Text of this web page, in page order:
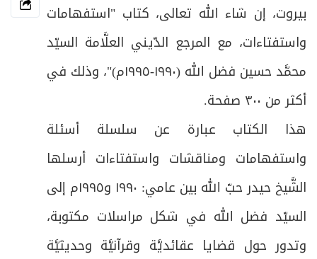
بيروت، إن شاء الله تعالى، كتاب "استفهامات
واستفتاءات، مع المرجع الدّيني العلَّامة السيّد
محمَّد حسين فضل الله (١٩٩٠-١٩٩٥م)"، وذلك في
أكثر من ٣٠٠ صفحة.
هذا الكتاب عبارة عن سلسلة أسئلة
واستفهامات ومناقشات واستفتاءات أرسلها
الشَّيخ حيدر حبّ الله بين عامي: ١٩٩٠ و١٩٩٥م إلى
السيّد فضل الله في شكل مراسلات مكتوبة،
وتدور حول قضايا عقائديَّة وقرآنيَّة وحديثيَّة